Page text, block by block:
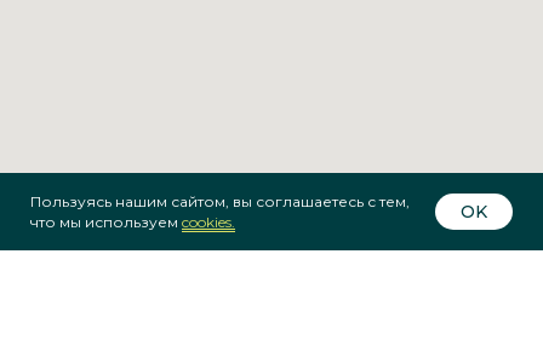
Пользуясь нашим сайтом, вы соглашаетесь с тем,
что мы используем cookies. OK